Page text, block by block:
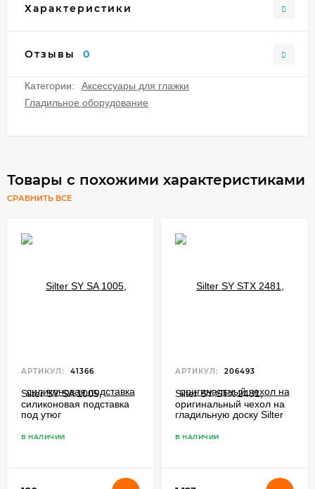
Характеристики
Отзывы 0
Категории:
Аксессуары для глажки
Гладильное оборудование
Товары с похожими характеристиками
СРАВНИТЬ ВСЕ
АРТИКУЛ: 41366
Silter SY SA 1005,
силиконовая подставка
под утюг
В НАЛИЧИИ
АРТИКУЛ: 206493
Silter SY STX 2481,
оригинальный чехол на
гладильную доску Silter
В НАЛИЧИИ